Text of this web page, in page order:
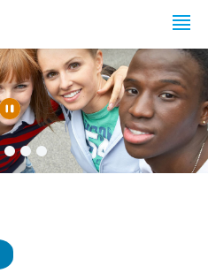
Automatische